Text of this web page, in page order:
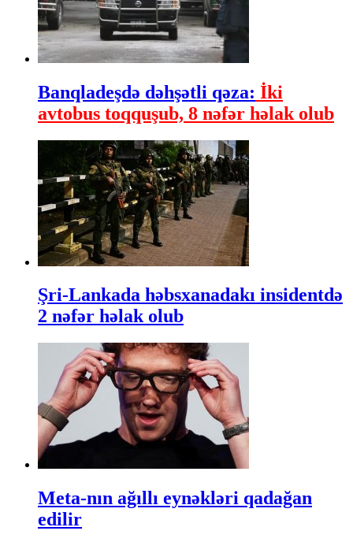
Banqladeşdə dəhşətli qəza: İki
avtobus toqquşub, 8 nəfər həlak olub
Şri-Lankada həbsxanadakı insidentdə
2 nəfər həlak olub
Meta-nın ağıllı eynəkləri qadağan
edilir